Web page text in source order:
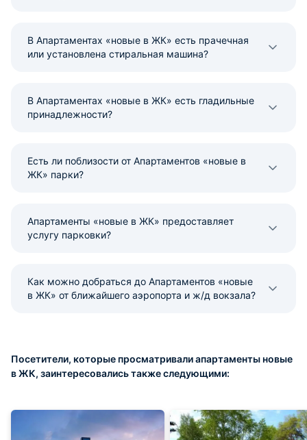
В Апартаментах «новые в ЖК» есть прачечная
или установлена стиральная машина?
В Апартаментах «новые в ЖК» есть гладильные
принадлежности?
Есть ли поблизости от Апартаментов «новые в
ЖК» парки?
Апартаменты «новые в ЖК» предоставляет
услугу парковки?
Как можно добраться до Апартаментов «новые
в ЖК» от ближайшего аэропорта и ж/д вокзала?
Посетители, которые просматривали апартаменты новые
в ЖК, заинтересовались также следующими: